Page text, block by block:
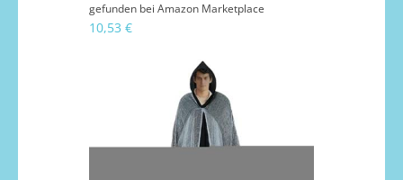
gefunden bei Amazon Marketplace
10,53 €